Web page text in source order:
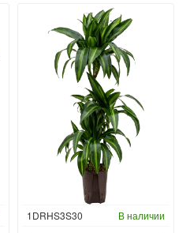
Гидропоника
1DRHS3S30 В наличии